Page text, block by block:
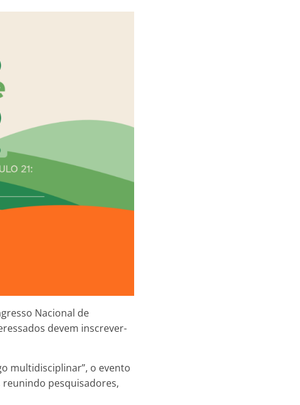
Nacional de
devem inscrever-
multidisciplinar”, o evento
pesquisadores,